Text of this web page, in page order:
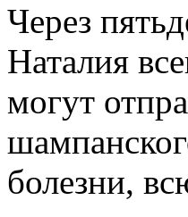
Через
Наталия
могут
болезни,